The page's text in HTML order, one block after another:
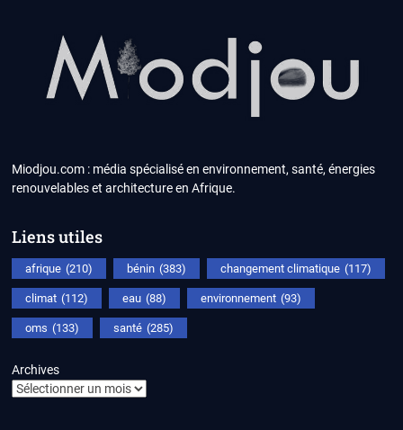
Miodjou.com : média spécialisé en environnement, santé, énergies
renouvelables et architecture en Afrique.
Liens utiles
afrique (210) bénin (383) changement climatique (117)
climat (112) eau (88) environnement (93)
oms (133) santé (285)
Archives